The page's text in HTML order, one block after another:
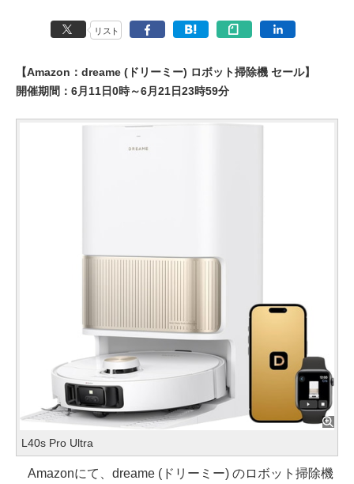
リスト
【Amazon：dreame (ドリーミー) ロボット掃除機 セール】
開催期間：6月11日0時～6月21日23時59分
L40s Pro Ultra
Amazonにて、dreame (ドリーミー) のロボット掃除機